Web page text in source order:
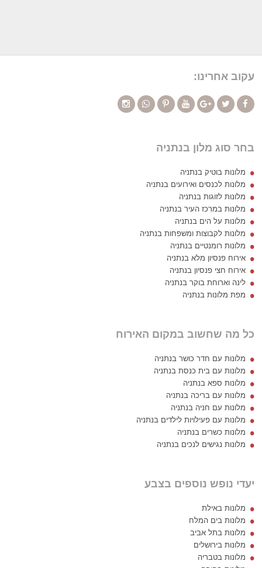
עקוב אחרינו:
בחר סוג מלון בנתניה
מלונות בוטיק בנתניה
מלונות לכנסים ואירועים בנתניה
מלונות לזוגות בנתניה
מלונות במרכז העיר בנתניה
מלונות על הים בנתניה
מלונות לקבוצות ומשפחות בנתניה
מלונות רומנטיים בנתניה
אירוח פנסיון מלא בנתניה
אירוח חצי פנסיון בנתניה
לינה וארוחת בוקר בנתניה
מפת מלונות בנתניה
כל מה שחשוב במקום האירוח
מלונות עם חדר כושר בנתניה
מלונות עם בית כנסת בנתניה
מלונות ספא בנתניה
מלונות עם בריכה בנתניה
מלונות עם חניה בנתניה
מלונות עם פעילויות לילדים בנתניה
מלונות כשרים בנתניה
מלונות נגישים לנכים בנתניה
יעדי נופש נוספים בצבע
מלונות באילת
מלונות בים המלח
מלונות בתל אביב
מלונות בירושלים
מלונות בטבריה